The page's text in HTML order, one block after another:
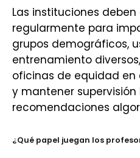
Las instituciones
regularmente para
grupos demográficos,
entrenamiento
oficinas de equidad en
y mantener
recomendaciones
¿Qué papel juegan los